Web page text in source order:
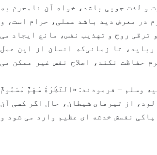
و لذت جویی باشد، خواه آن نامحرم به
در معرض دید باشد عملی، حرام است، و
ترقی روح و تهذیب نفس، مانع ایجاد می
تا زمانی‌که انسان از این عمل
حفاظت نکند، اصلاح نفس غیر ممکن می
وسلم – فرمودند: «النَّظْرَةَ سَهْمٌ مَسْمُومٌ
از تیرهای شیطان، حال اگر کسی آن
نفسش خدشه ای عظیم وارد می شود و